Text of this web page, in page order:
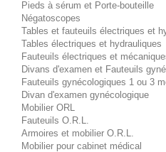
Pieds à sérum et Porte-bouteille
Négatoscopes
Tables et fauteuils électriques et
Tables électriques et hydrauliques
Fauteuils électriques et
Divans d'examen et Fauteuils
Fauteuils gynécologiques 1 ou 3
Divan d'examen gynécologique
Mobilier ORL
Fauteuils O.R.L.
Armoires et mobilier O.R.L.
Mobilier pour cabinet médical